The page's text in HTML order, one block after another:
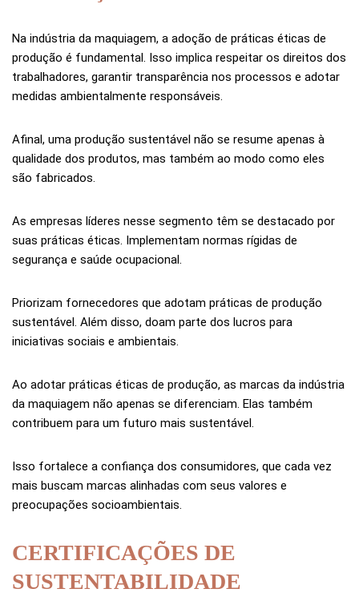
Na indústria da maquiagem, a adoção de práticas éticas de
produção é fundamental. Isso implica respeitar os direitos dos
trabalhadores, garantir transparência nos processos e adotar
medidas ambientalmente responsáveis.
Afinal, uma produção sustentável não se resume apenas à
qualidade dos produtos, mas também ao modo como eles
são fabricados.
As empresas líderes nesse segmento têm se destacado por
suas práticas éticas. Implementam normas rígidas de
segurança e saúde ocupacional.
Priorizam fornecedores que adotam práticas de produção
sustentável. Além disso, doam parte dos lucros para
iniciativas sociais e ambientais.
Ao adotar práticas éticas de produção, as marcas da indústria
da maquiagem não apenas se diferenciam. Elas também
contribuem para um futuro mais sustentável.
Isso fortalece a confiança dos consumidores, que cada vez
mais buscam marcas alinhadas com seus valores e
preocupações socioambientais.
CERTIFICAÇÕES DE
SUSTENTABILIDADE